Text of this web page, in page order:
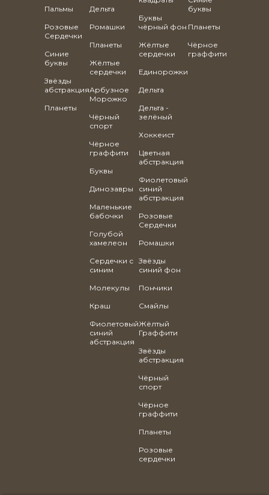
Пальмы
Розовые
Сердечки
Синие
буквы
Звёзды
абстракция
Планеты
Дельта
Ромашки
Планеты
Жёлтые
сердечки
Арбузное
Морожко
Чёрный
спорт
Чёрное
граффити
Буквы
Динозавры
Маленькие
бабочки
Голубой
хамелеон
Сердечки с
синим
Молекулы
Краш
Фиолетовый
синий
абстракция
Буквы
чёрный фон
Жёлтые
сердечки
Единорожки
Дельта
Дельта -
зелёный
Хоккеист
Цветная
абстракция
Фиолетовый
синий
абстракция
Розовые
Сердечки
Ромашки
Звёзды
синий фон
Пончики
Смайлы
Жёлтый
Граффити
Звёзды
абстракция
Чёрный
спорт
Чёрное
граффити
Планеты
Розовые
сердечки
буквы
Планеты
Чёрное
граффити